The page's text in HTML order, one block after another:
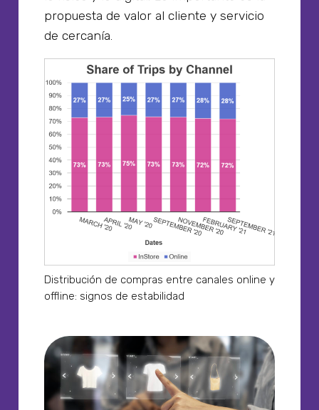
propuesta de valor al cliente y servicio
de cercanía.
Distribución de compras entre canales online y
offline: signos de estabilidad